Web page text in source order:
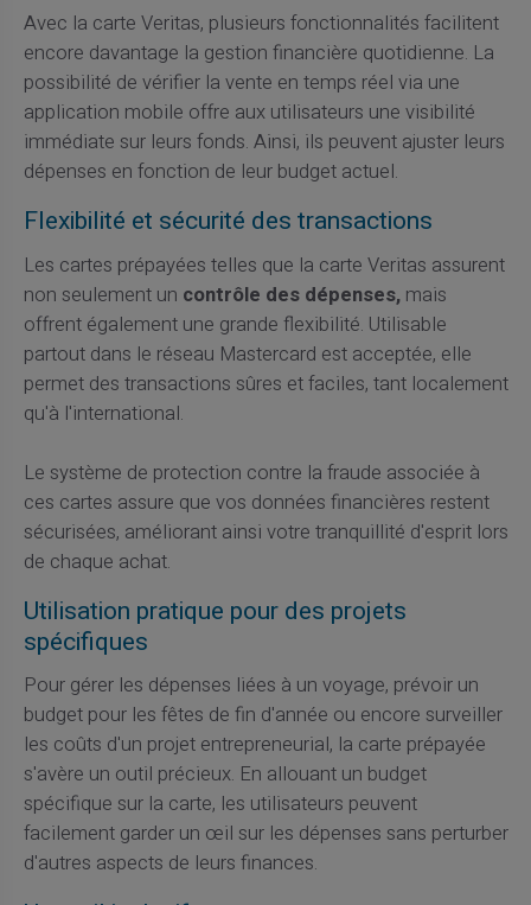
Avec la carte Veritas, plusieurs fonctionnalités facilitent
encore davantage la gestion financière quotidienne. La
possibilité de vérifier la vente en temps réel via une
application mobile offre aux utilisateurs une visibilité
immédiate sur leurs fonds. Ainsi, ils peuvent ajuster leurs
dépenses en fonction de leur budget actuel.
Flexibilité et sécurité des transactions
Les cartes prépayées telles que la carte Veritas assurent
non seulement un contrôle des dépenses,mais
offrent également une grande flexibilité. Utilisable
partout dans le réseau Mastercard est acceptée, elle
permet des transactions sûres et faciles, tant localement
qu'à l'international.
Le système de protection contre la fraude associée à
ces cartes assure que vos données financières restent
sécurisées, améliorant ainsi votre tranquillité d'esprit lors
de chaque achat.
Utilisation pratique pour des projets
spécifiques
Pour gérer les dépenses liées à un voyage, prévoir un
budget pour les fêtes de fin d'année ou encore surveiller
les coûts d'un projet entrepreneurial, la carte prépayée
s'avère un outil précieux. En allouant un budget
spécifique sur la carte, les utilisateurs peuvent
facilement garder un œil sur les dépenses sans perturber
d'autres aspects de leurs finances.